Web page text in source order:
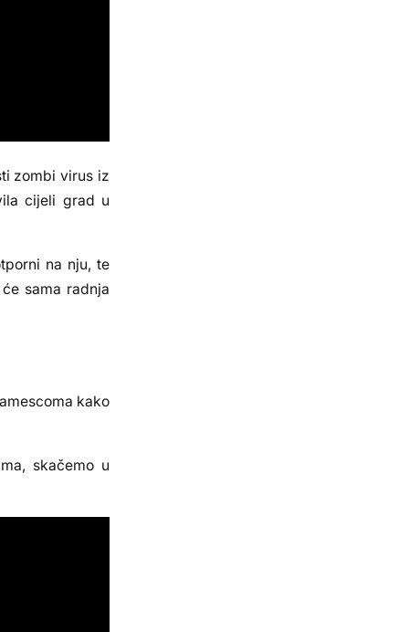
zombi virus iz
cijeli grad u
na nju, te
sama radnja
kako
skačemo u